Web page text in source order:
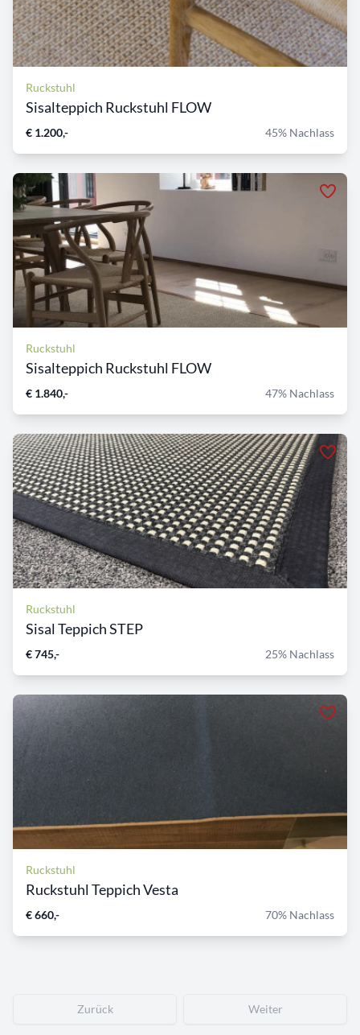
Ruckstuhl
Sisalteppich Ruckstuhl FLOW
€ 1.200,- 45% Nachlass
Ruckstuhl
Sisalteppich Ruckstuhl FLOW
€ 1.840,- 47% Nachlass
Ruckstuhl
Sisal Teppich STEP
€ 745,- 25% Nachlass
Ruckstuhl
Ruckstuhl Teppich Vesta
€ 660,- 70% Nachlass
Zurück Weiter